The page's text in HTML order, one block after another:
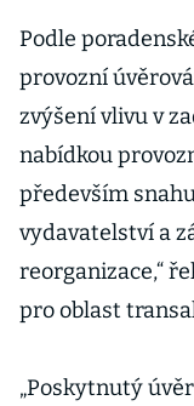
Podle
provozní
zvýšení vlivu v
nabídkou
především
vydavatelství a
reorganizace,“
pro oblast
„Poskytnutý